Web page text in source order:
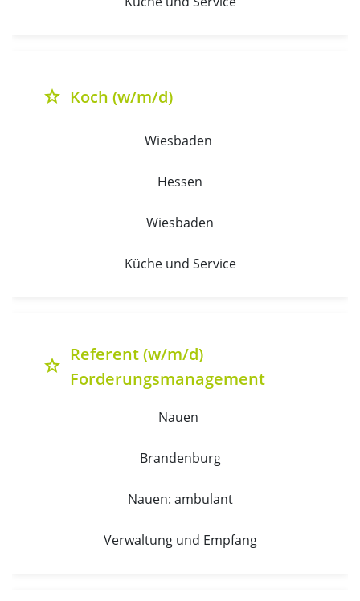
grade Koch (w/m/d)
Wiesbaden
Hessen
Wiesbaden
Küche und Service
grade
Referent (w/m/d)
Forderungsmanagement
Nauen
Brandenburg
Nauen: ambulant
Verwaltung und Empfang